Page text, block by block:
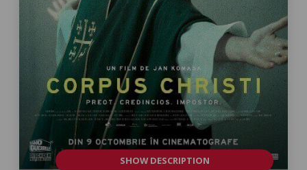
SHOW DESCRIPTION